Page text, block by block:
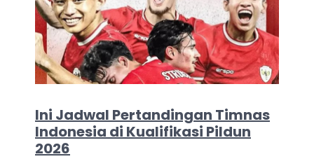
Ini Jadwal Pertandingan Timnas
Indonesia di Kualifikasi Pildun
2026